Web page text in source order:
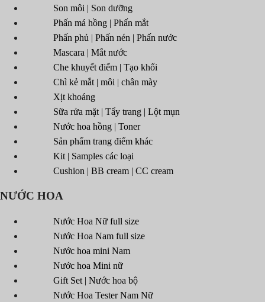
Son môi | Son dưỡng
Phấn má hồng | Phấn mắt
Phấn phủ | Phấn nén | Phấn nước
Mascara | Mắt nước
Che khuyết điểm | Tạo khối
Chì kẻ mắt | môi | chân mày
Xịt khoáng
Sữa rửa mặt | Tẩy trang | Lột mụn
Nước hoa hồng | Toner
Sản phẩm trang điểm khác
Kit | Samples các loại
Cushion | BB cream | CC cream
NƯỚC HOA
Nước Hoa Nữ full size
Nước Hoa Nam full size
Nước hoa mini Nam
Nước hoa Mini nữ
Gift Set | Nước hoa bộ
Nước Hoa Tester Nam Nữ